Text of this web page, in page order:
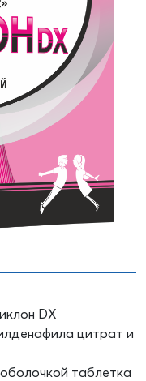
DX
цитрат и
таблетка